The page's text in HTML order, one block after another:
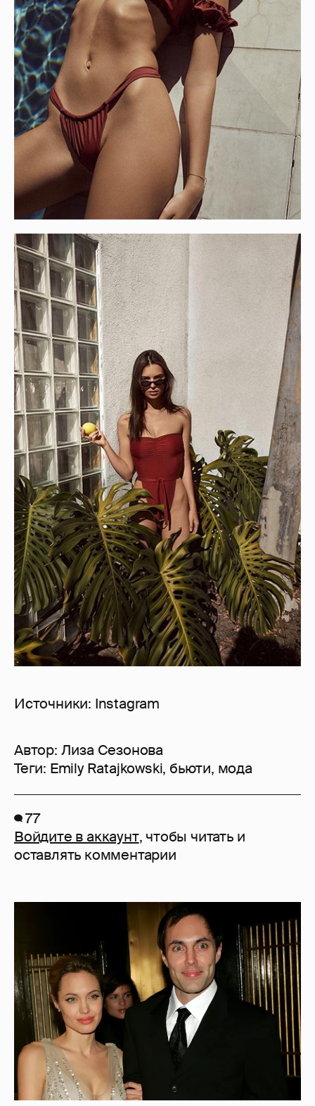
Источники: Instagram
Автор: Лиза Сезонова
Теги: Emily Ratajkowski, бьюти, мода
77
Войдите в аккаунт, чтобы читать и
оставлять комментарии